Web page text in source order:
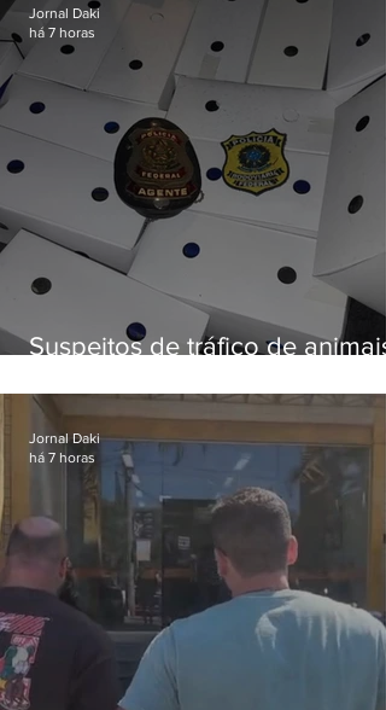
Suspeitos de tráfico de animais
aves
Jornal Daki
há 7 horas
Jornal Daki
há 7 horas